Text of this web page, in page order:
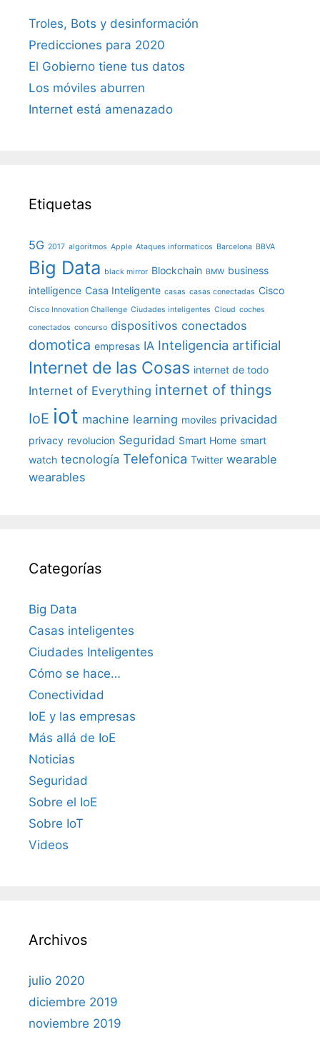
Troles, Bots y desinformación
Predicciones para 2020
El Gobierno tiene tus datos
Los móviles aburren
Internet está amenazado
Etiquetas
5G 2017 algoritmos Apple Ataques informaticos Barcelona BBVA
Big Data black mirror Blockchain BMW business
intelligence Casa Inteligente casas casas conectadas Cisco
Cisco Innovation Challenge Ciudades inteligentes Cloud coches
conectados concurso dispositivos conectados
domotica empresas IA Inteligencia artificial
Internet de las Cosas internet de todo
Internet of Everything internet of things
IoE iot machine learning moviles privacidad
privacy revolucion Seguridad Smart Home smart
watch tecnología Telefonica Twitter wearable
wearables
Categorías
Big Data
Casas inteligentes
Ciudades Inteligentes
Cómo se hace…
Conectividad
IoE y las empresas
Más allá de IoE
Noticias
Seguridad
Sobre el IoE
Sobre IoT
Videos
Archivos
julio 2020
diciembre 2019
noviembre 2019